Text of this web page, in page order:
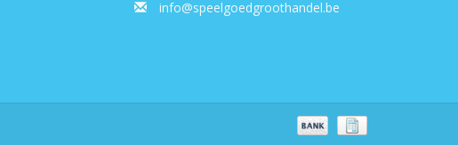
info@speelgoedgroothandel.be